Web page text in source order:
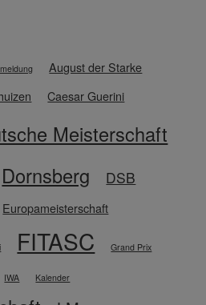
August der Starke
Caesar Guerini
Meisterschaft
Dornsberg DSB
Europameisterschaft
FITASC Grand Prix
IWA Kalender